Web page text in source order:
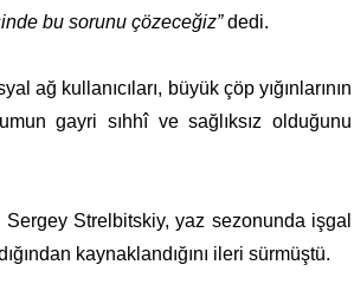
bu sorunu çözeceğiz”dedi.
ağ kullanıcıları, büyük çöp yığınlarının
gayri sıhhî ve sağlıksız olduğunu
Sergey Strelbitskiy, yaz sezonunda işgal
kaynaklandığını ileri sürmüştü.